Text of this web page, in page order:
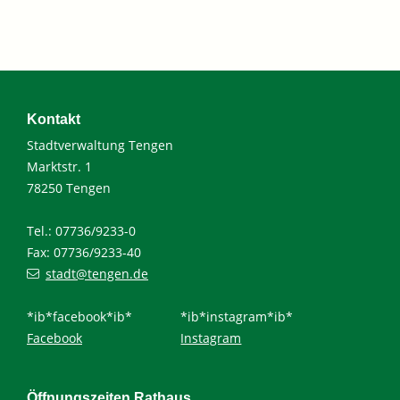
Kontakt
Stadtverwaltung Tengen
Marktstr. 1
78250 Tengen
Tel.: 07736/9233-0
Fax: 07736/9233-40
stadt@tengen.de
*ib*facebook*ib*
Facebook
*ib*instagram*ib*
Instagram